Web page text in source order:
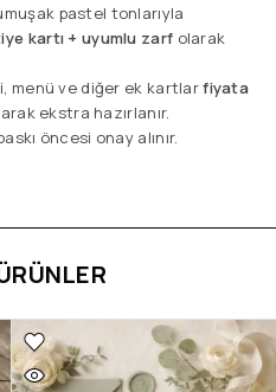
pastel tonlarıyla
kartı + uyumlu zarf olarak
menü ve diğer ek kartlarfiyata
ekstra hazırlanır.
öncesi onay alınır.